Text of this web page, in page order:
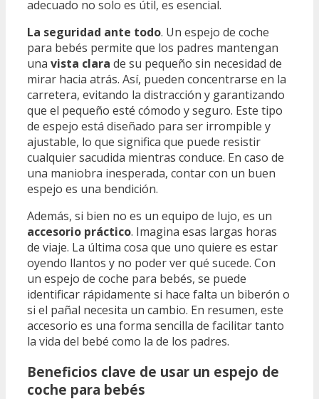
adecuado no solo es útil, es esencial.
La seguridad ante todo. Un espejo de coche
para bebés permite que los padres mantengan
una vista clara de su pequeño sin necesidad de
mirar hacia atrás. Así, pueden concentrarse en la
carretera, evitando la distracción y garantizando
que el pequeño esté cómodo y seguro. Este tipo
de espejo está diseñado para ser irrompible y
ajustable, lo que significa que puede resistir
cualquier sacudida mientras conduce. En caso de
una maniobra inesperada, contar con un buen
espejo es una bendición.
Además, si bien no es un equipo de lujo, es un
accesorio práctico. Imagina esas largas horas
de viaje. La última cosa que uno quiere es estar
oyendo llantos y no poder ver qué sucede. Con
un espejo de coche para bebés, se puede
identificar rápidamente si hace falta un biberón o
si el pañal necesita un cambio. En resumen, este
accesorio es una forma sencilla de facilitar tanto
la vida del bebé como la de los padres.
Beneficios clave de usar un espejo de
coche para bebés